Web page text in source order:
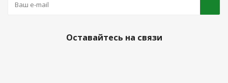
Оставайтесь на связи